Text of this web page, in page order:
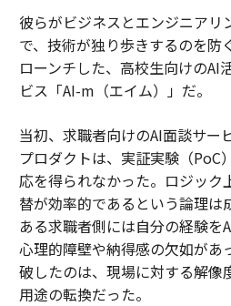
彼らがビジネスとエンジニアリ
で、技術が独り歩きするのを防
ローンチした、高校生向けのAI
ビス「AI-m（エイム）」だ。
当初、求職者向けのAI面談サー
プロダクトは、実証実験（PoC
応を得られなかった。ロジック
替が効率的であるという論理は
ある求職者側には自分の経験を
心理的障壁や納得感の欠如があ
破したのは、現場に対する解像
用途の転換だった。